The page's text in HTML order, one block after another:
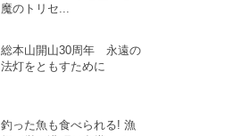
魔のトリセ...
総本山開山30周年 永遠の
法灯をともすために
釣った魚も食べられる! 漁